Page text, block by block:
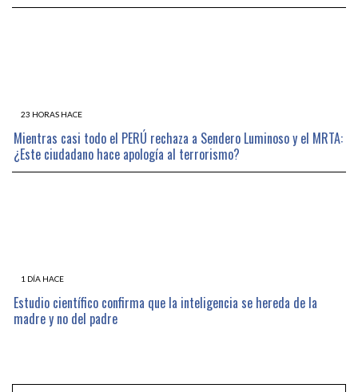
23 HORAS HACE
Mientras casi todo el PERÚ rechaza a Sendero Luminoso y el MRTA:
¿Este ciudadano hace apología al terrorismo?
1 DÍA HACE
Estudio científico confirma que la inteligencia se hereda de la
madre y no del padre